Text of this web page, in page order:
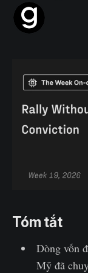
Tóm tắt
Dòng vốn
Mỹ đã